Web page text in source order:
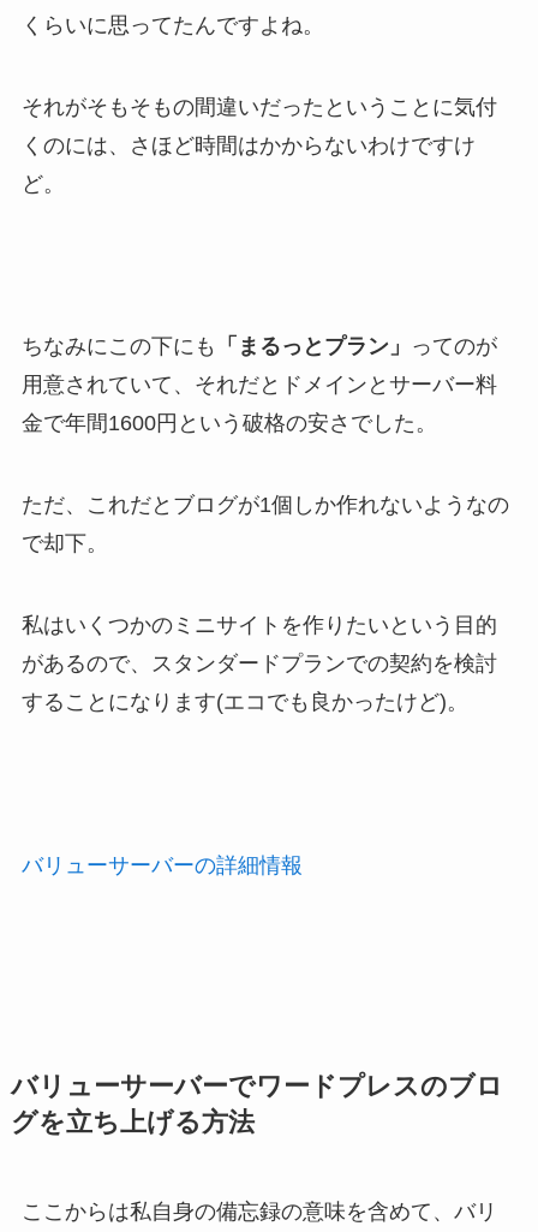
くらいに思ってたんですよね。
それがそもそもの間違いだったということに気付
くのには、さほど時間はかからないわけですけ
ど。
ちなみにこの下にも 「まるっとプラン」 ってのが
用意されていて、それだとドメインとサーバー料
金で年間1600円という破格の安さでした。
ただ、これだとブログが1個しか作れないようなの
で却下。
私はいくつかのミニサイトを作りたいという目的
があるので、スタンダードプランでの契約を検討
することになります(エコでも良かったけど)。
バリューサーバーの詳細情報
バリューサーバーでワードプレスのブロ
グを立ち上げる方法
ここからは私自身の備忘録の意味を含めて、バリ